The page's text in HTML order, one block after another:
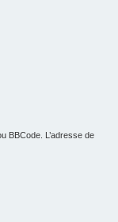
BBCode. L’adresse de